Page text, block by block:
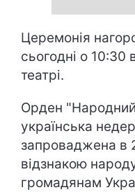
Церемонія
сьогодні о
театрі.
Орден
українська
запроваджена в
відзнакою
громадянам